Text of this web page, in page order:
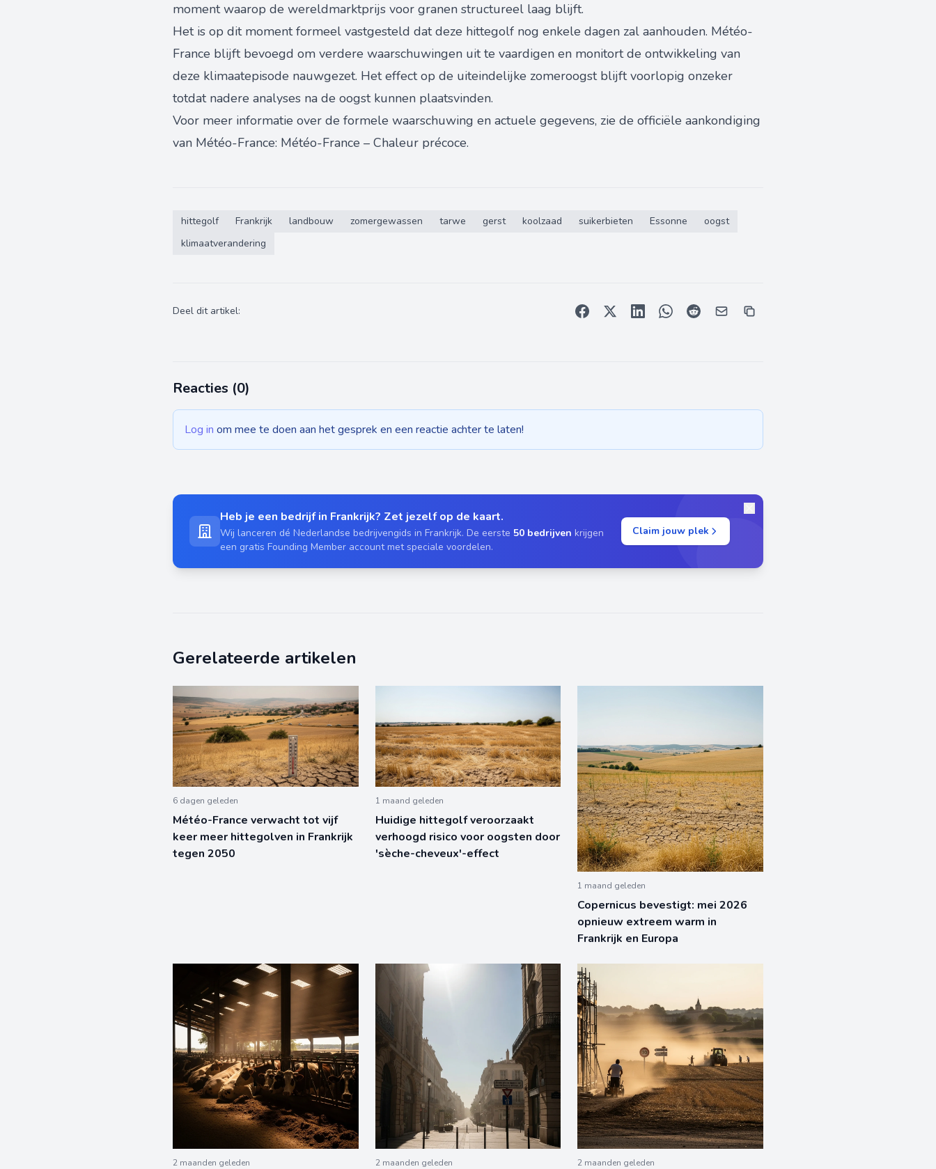
moment waarop de wereldmarktprijs voor granen structureel laag blijft.
Het is op dit moment formeel vastgesteld dat deze hittegolf nog enkele dagen zal aanhouden. Météo-
France blijft bevoegd om verdere waarschuwingen uit te vaardigen en monitort de ontwikkeling van
deze klimaatepisode nauwgezet. Het effect op de uiteindelijke zomeroogst blijft voorlopig onzeker
totdat nadere analyses na de oogst kunnen plaatsvinden.
Voor meer informatie over de formele waarschuwing en actuele gegevens, zie de officiële aankondiging
van Météo-France: Météo-France – Chaleur précoce.
hittegolf Frankrijk landbouw zomergewassen tarwe gerst koolzaad suikerbieten Essonne
oogst
klimaatverandering
Deel dit artikel:
Reacties (0)
Log in om mee te doen aan het gesprek en een reactie achter te laten!
Heb je een bedrijf in Frankrijk? Zet jezelf op de kaart.
Wij lanceren dé Nederlandse bedrijvengids in Frankrijk. De eerste 50 bedrijven krijgen
een gratis Founding Member account met speciale voordelen.
Claim jouw plek
Gerelateerde artikelen
6 dagen geleden
Météo-France verwacht tot vijf
keer meer hittegolven in Frankrijk
tegen 2050
1 maand geleden
Huidige hittegolf veroorzaakt
verhoogd risico voor oogsten door
'sèche-cheveux'-effect
1 maand geleden
Copernicus bevestigt: mei 2026
opnieuw extreem warm in
Frankrijk en Europa
2 maanden geleden 2 maanden geleden 2 maanden geleden